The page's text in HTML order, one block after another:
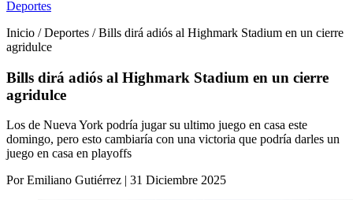
Deportes
Inicio / Deportes / Bills dirá adiós al Highmark Stadium en un cierre
agridulce
Bills dirá adiós al Highmark Stadium en un cierre
agridulce
Los de Nueva York podría jugar su ultimo juego en casa este
domingo, pero esto cambiaría con una victoria que podría darles un
juego en casa en playoffs
Por Emiliano Gutiérrez | 31 Diciembre 2025